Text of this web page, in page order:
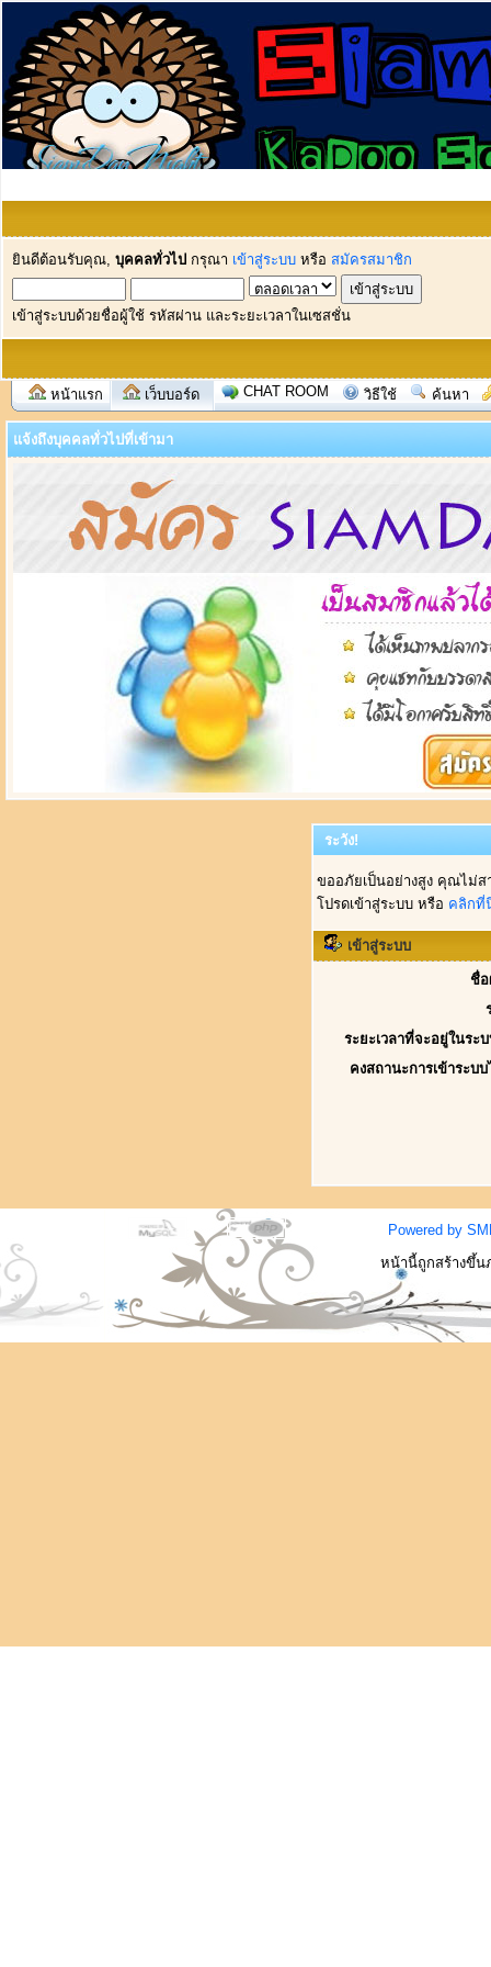
ยินดีต้อนรับคุณ, บุคคลทั่วไป กรุณา เข้าสู่ระบบ หรือ สมัครสมาชิก
เข้าสู่ระบบด้วยชื่อผู้ใช้ รหัสผ่าน และระยะเวลาในเซสชั่น
หน้าแรก เว็บบอร์ด CHAT ROOM วิธีใช้ ค้นหา
แจ้งถึงบุคคลทั่วไปที่เข้ามา
ระวัง!
ขออภัยเป็นอย่างสูง คุณไม่
โปรดเข้าสู่ระบบ หรือ คลิกที่
เข้าสู่ระบบ
ชื่อ
ระยะเวลาที่จะอยู่ในระ
คงสถานะการเข้าระบ
Powered by
หน้านี้ถูกสร้างขึ้น